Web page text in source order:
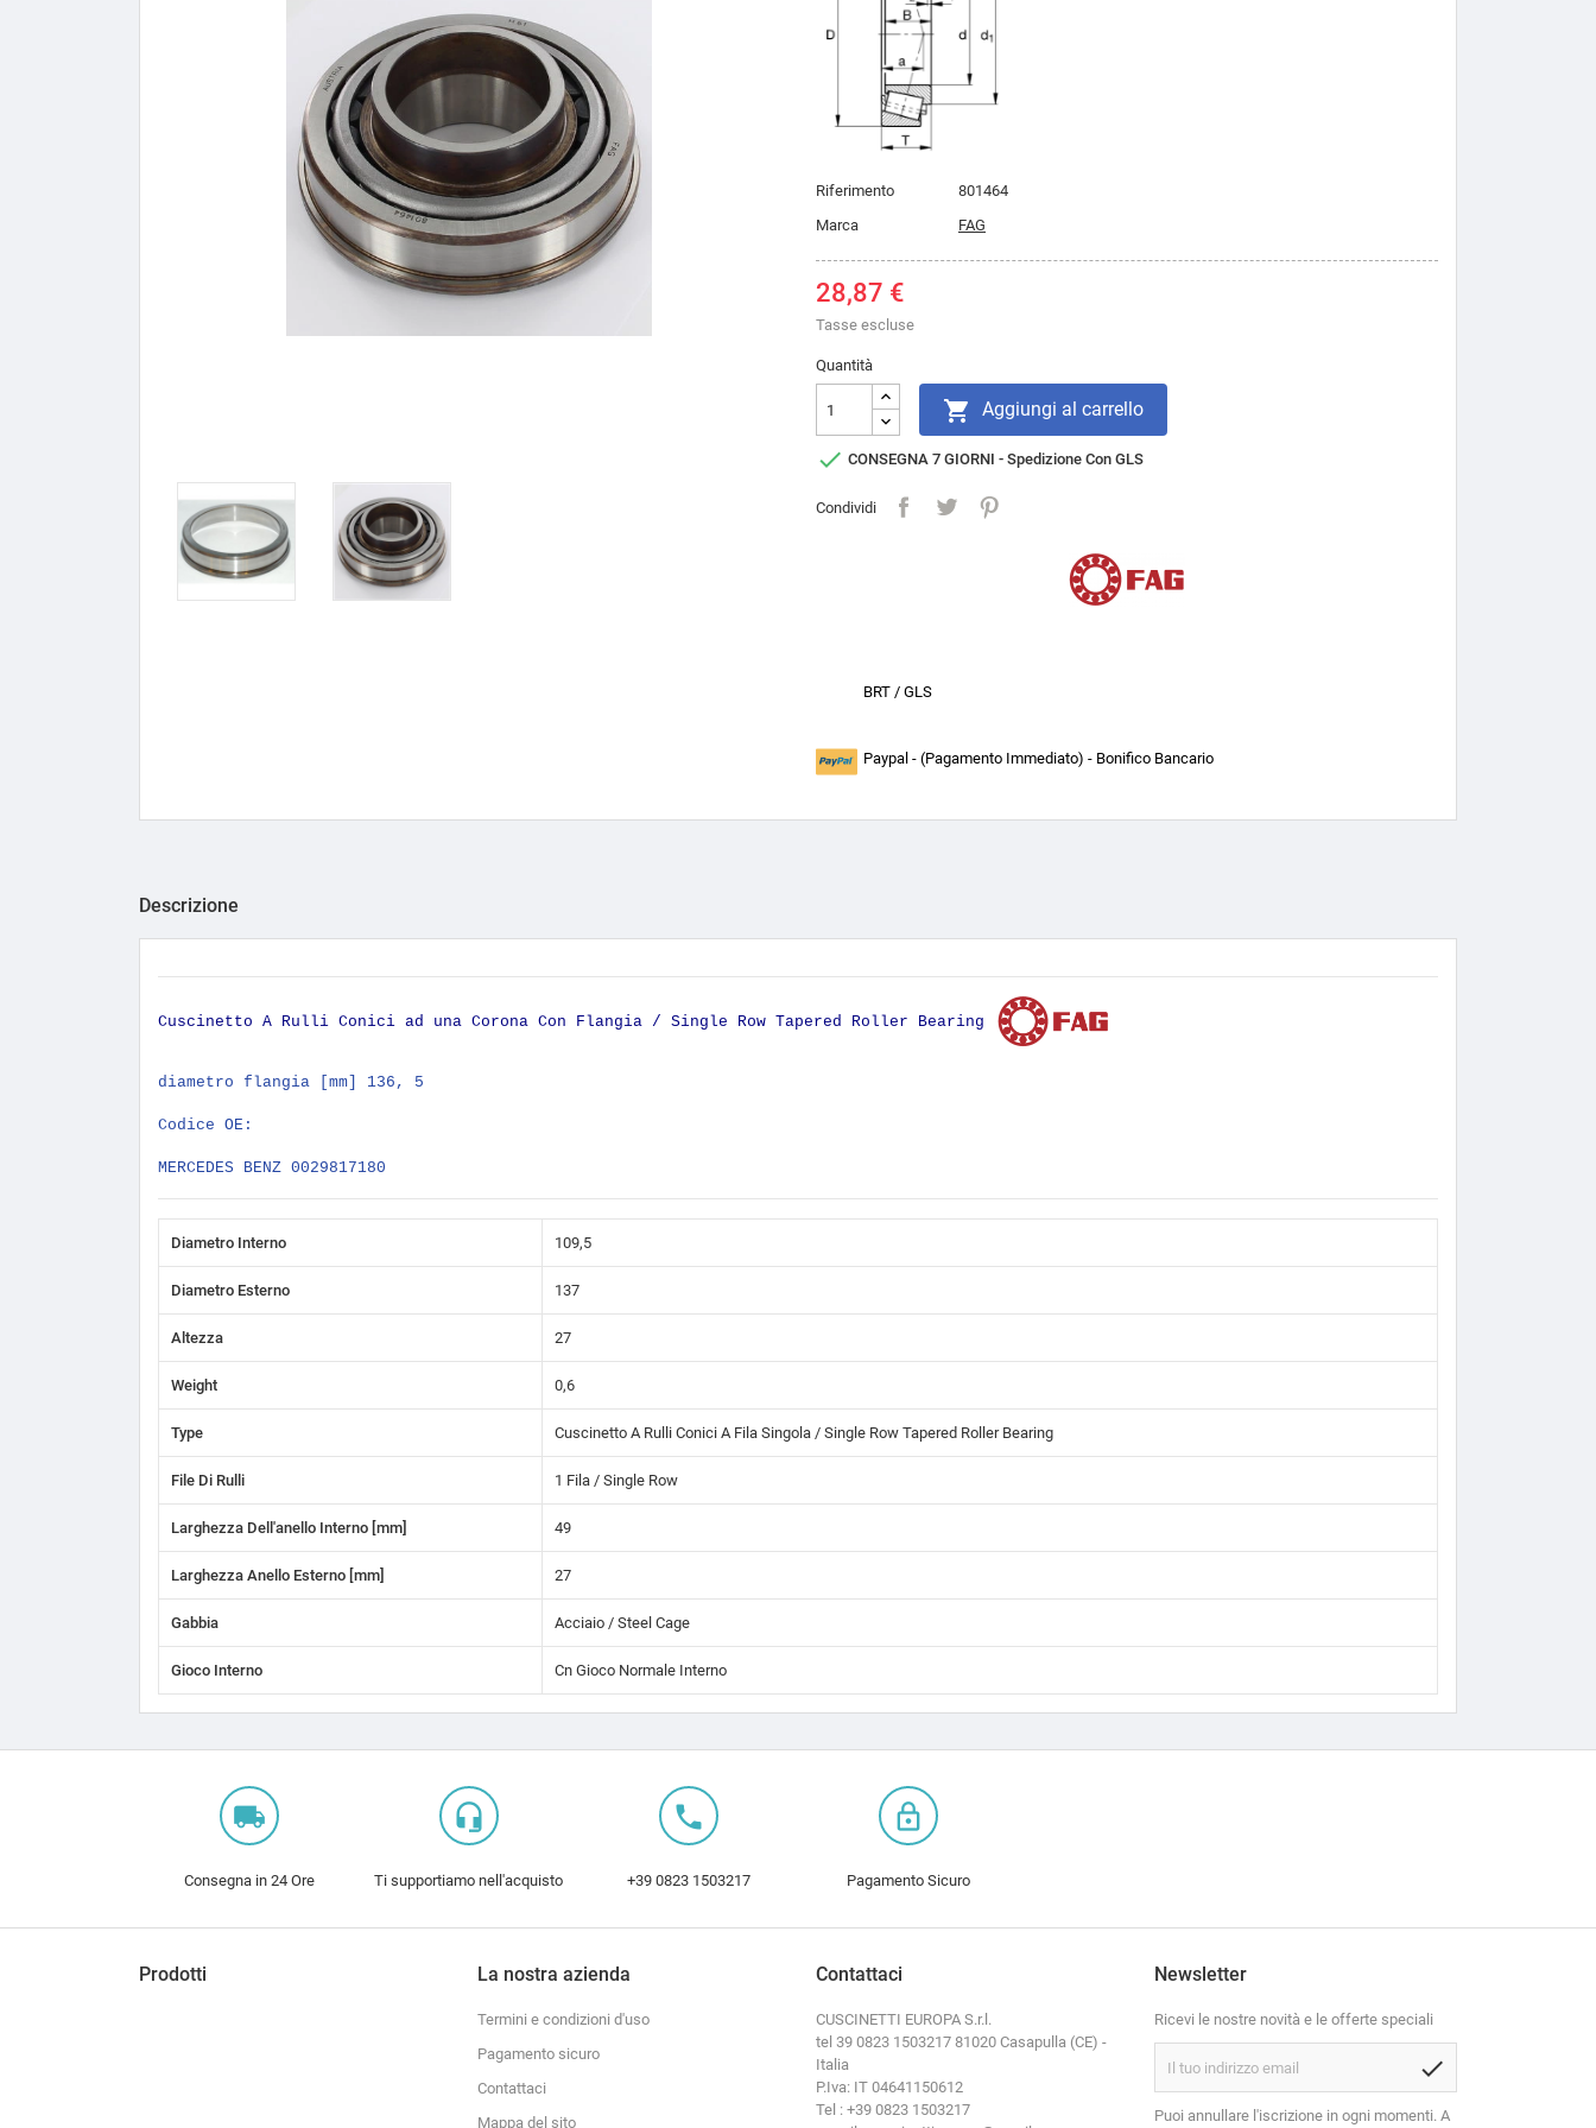
Riferimento
801464
Marca
FAG
28,87 €
Tasse escluse
Quantità
 Aggiungi al carrello
 CONSEGNA 7 GIORNI - Spedizione Con GLS
Condividi
BRT / GLS
Paypal - (Pagamento Immediato) - Bonifico Bancario
Descrizione
Cuscinetto A Rulli Conici ad una Corona Con Flangia / Single Row Tapered Roller Bearing
diametro flangia [mm] 136, 5
Codice OE:
MERCEDES BENZ 0029817180
Diametro Interno 109,5
Diametro Esterno 137
Altezza 27
Weight 0,6
Type Cuscinetto A Rulli Conici A Fila Singola / Single Row Tapered Roller Bearing
File Di Rulli 1 Fila / Single Row
Larghezza Dell'anello Interno [mm] 49
Larghezza Anello Esterno [mm] 27
Gabbia Acciaio / Steel Cage
Gioco Interno Cn Gioco Normale Interno
local_shipping
Consegna in 24 Ore
headset_mic
Ti supportiamo nell'acquisto
local_phone
+39 0823 1503217
lock_outline
Pagamento Sicuro
Prodotti La nostra azienda
Termini e condizioni d'uso
Pagamento sicuro
Contattaci
Mappa del sito
Contattaci
CUSCINETTI EUROPA S.r.l.
tel 39 0823 1503217 81020 Casapulla (CE) -
Italia
P.Iva: IT 04641150612
Tel : +39 0823 1503217
Newsletter
Ricevi le nostre novità e le offerte speciali
check
Puoi annullare l'iscrizione in ogni momenti. A